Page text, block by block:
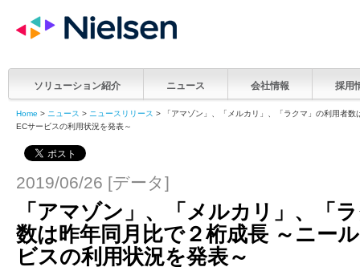
ソリューション紹介 ニュース 会社情報 採用
Home > ニュース > ニュースリリース > 「アマゾン」、「メルカリ」、「ラクマ」の利用者
ECサービスの利用状況を発表～
2019/06/26 [データ]
「アマゾン」、「メルカリ」、「
数は昨年同月比で２桁成長 ～ニー
ビスの利用状況を発表～